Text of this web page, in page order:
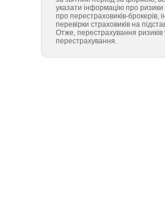
указати інформацію про ризики
про перестраховиків-
перевірки страховиків на
Отже, перестрахування ризиків
перестрахування.